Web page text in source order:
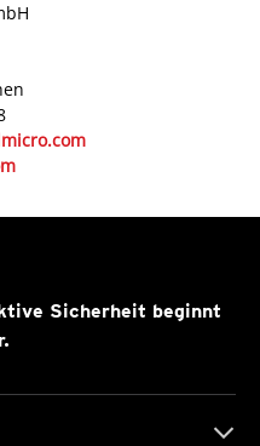
Sicherheit beginnt